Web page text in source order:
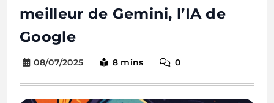
meilleur de Gemini, l’IA de
Google
08/07/2025 8 mins 0